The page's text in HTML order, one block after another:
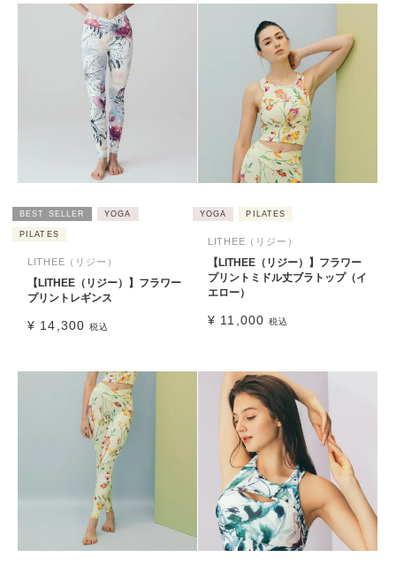
BEST SELLER YOGA
PILATES
LITHEE（リジー）
【LITHEE（リジー）】フラワー
プリントレギンス
¥ 14,300 税込
YOGA PILATES
LITHEE（リジー）
【LITHEE（リジー）】フラワー
プリントミドル丈ブラトップ（イ
エロー）
¥ 11,000 税込